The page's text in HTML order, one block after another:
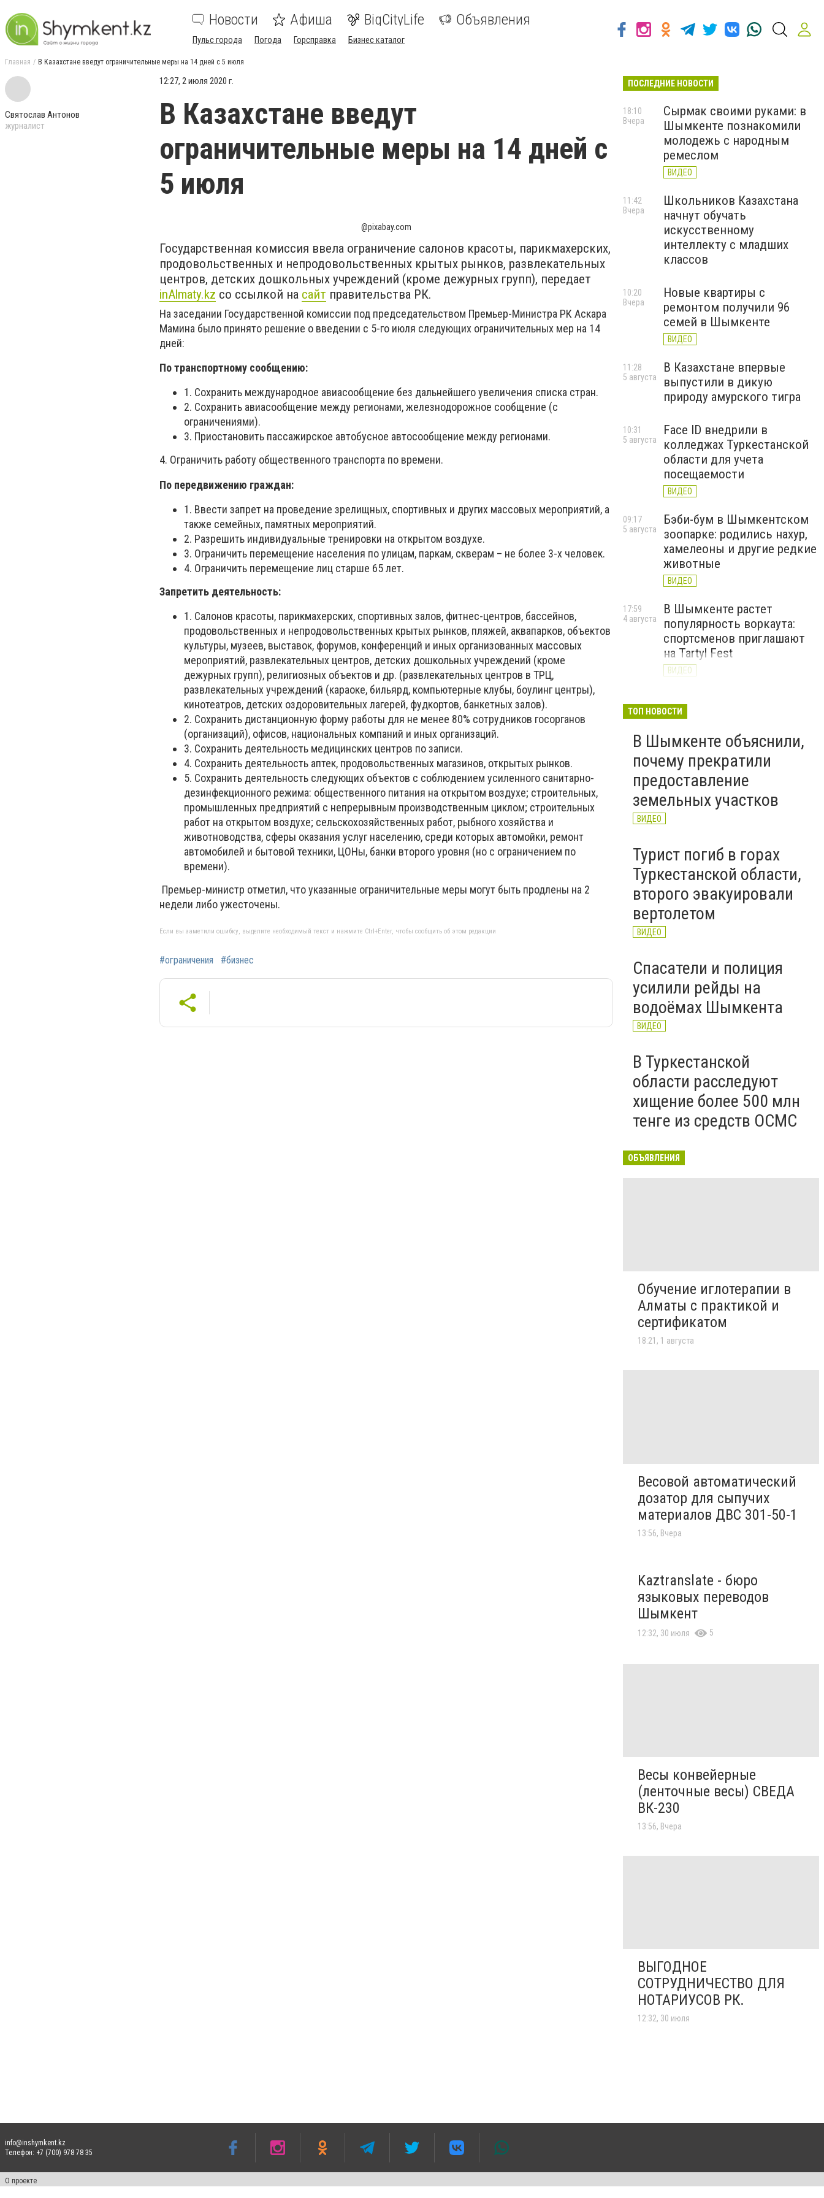
Новости Афиша BigCityLife Объявления
Пульс города Погода Горсправка Бизнес каталог
Главная В Казахстане введут ограничительные меры на 14 дней с 5 июля
Святослав Антонов
журналист
12:27, 2 июля 2020 г.
В Казахстане введут
ограничительные меры на 14 дней с
5 июля
@pixabay.com
Государственная комиссия ввела ограничение салонов красоты, парикмахерских,
продовольственных и непродовольственных крытых рынков, развлекательных
центров, детских дошкольных учреждений (кроме дежурных групп), передает
inAlmaty.kz со ссылкой на сайт правительства РК.
На заседании Государственной комиссии под председательством Премьер-Министра РК Аскара
Мамина было принято решение о введении с 5-го июля следующих ограничительных мер на 14
дней:
По транспортному сообщению:
1. Сохранить международное авиасообщение без дальнейшего увеличения списка стран.
2. Сохранить авиасообщение между регионами, железнодорожное сообщение (с
ограничениями).
3. Приостановить пассажирское автобусное автосообщение между регионами.
4. Ограничить работу общественного транспорта по времени.
По передвижению граждан:
1. Ввести запрет на проведение зрелищных, спортивных и других массовых мероприятий, а
также семейных, памятных мероприятий.
2. Разрешить индивидуальные тренировки на открытом воздухе.
3. Ограничить перемещение населения по улицам, паркам, скверам – не более 3-х человек.
4. Ограничить перемещение лиц старше 65 лет.
Запретить деятельность:
1. Салонов красоты, парикмахерских, спортивных залов, фитнес-центров, бассейнов,
продовольственных и непродовольственных крытых рынков, пляжей, аквапарков, объектов
культуры, музеев, выставок, форумов, конференций и иных организованных массовых
мероприятий, развлекательных центров, детских дошкольных учреждений (кроме
дежурных групп), религиозных объектов и др. (развлекательных центров в ТРЦ,
развлекательных учреждений (караоке, бильярд, компьютерные клубы, боулинг центры),
кинотеатров, детских оздоровительных лагерей, фудкортов, банкетных залов).
2. Сохранить дистанционную форму работы для не менее 80% сотрудников госорганов
(организаций), офисов, национальных компаний и иных организаций.
3. Сохранить деятельность медицинских центров по записи.
4. Сохранить деятельность аптек, продовольственных магазинов, открытых рынков.
5. Сохранить деятельность следующих объектов с соблюдением усиленного санитарно-
дезинфекционного режима: общественного питания на открытом воздухе; строительных,
промышленных предприятий с непрерывным производственным циклом; строительных
работ на открытом воздухе; сельскохозяйственных работ, рыбного хозяйства и
животноводства, сферы оказания услуг населению, среди которых автомойки, ремонт
автомобилей и бытовой техники, ЦОНы, банки второго уровня (но с ограничением по
времени).
Премьер-министр отметил, что указанные ограничительные меры могут быть продлены на 2
недели либо ужесточены.
Если вы заметили ошибку, выделите необходимый текст и нажмите Ctrl+Enter, чтобы сообщить об этом редакции
#ограничения #бизнес
ПОСЛЕДНИЕ НОВОСТИ
Сырмак своими руками: в
Шымкенте познакомили
молодежь с народным
ремеслом
ВИДЕО
18:10
Вчера
Школьников Казахстана
начнут обучать
искусственному
интеллекту с младших
классов
11:42
Вчера
Новые квартиры с
ремонтом получили 96
семей в Шымкенте
ВИДЕО
10:20
Вчера
В Казахстане впервые
выпустили в дикую
природу амурского тигра
11:28
5 августа
Face ID внедрили в
колледжах Туркестанской
области для учета
посещаемости
ВИДЕО
10:31
5 августа
Бэби-бум в Шымкентском
зоопарке: родились нахур,
хамелеоны и другие редкие
животные
ВИДЕО
09:17
5 августа
В Шымкенте растет
популярность воркаута:
спортсменов приглашают
на Tartyl Fest
ВИДЕО
17:59
4 августа
начала подготовку к
2026–2027
ВИДЕО
4 августа
ТОП НОВОСТИ
В Шымкенте объяснили,
почему прекратили
предоставление
земельных участков
ВИДЕО
Турист погиб в горах
Туркестанской области,
второго эвакуировали
вертолетом
ВИДЕО
Спасатели и полиция
усилили рейды на
водоёмах Шымкента
ВИДЕО
В Туркестанской
области расследуют
хищение более 500 млн
тенге из средств ОСМС
ОБЪЯВЛЕНИЯ
Обучение иглотерапии в
Алматы с практикой и
сертификатом
18:21, 1 августа
Весовой автоматический
дозатор для сыпучих
материалов ДВС 301-50-1
13:56, Вчера
Kaztranslate - бюро
языковых переводов
Шымкент
12:32, 30 июля 5
Весы конвейерные
(ленточные весы) СВЕДА
ВК-230
13:56, Вчера
ВЫГОДНОЕ
СОТРУДНИЧЕСТВО ДЛЯ
НОТАРИУСОВ РК.
12:32, 30 июля
info@inshymkent.kz
Телефон: +7 (700) 978 78 35
О проекте